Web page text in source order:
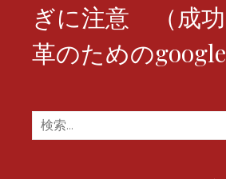
ぎに注意 （成
革のためのgoogle
検
索: